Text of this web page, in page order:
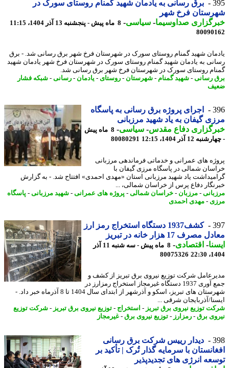
برق رسانی به یادمان شهید گمنام روستای سورک در
فرخ شهر
صداوسیما-سیاسی-8 ماه پیش - پنجشنبه 13 آذر 1404، 11:15
شهید گمنام روستای سورک در شهرستان فرخ شهر برق رسانی شد. - برق
به یادمان شهید گمنام روستای سورک در شهرستان فرخ شهر یادمان شهید
روستای سورک در شهرستان فرخ شهر برق رسانی شد.
رسانی-شهید گمنام-شهرستان-روستای-یادمان-رسانی-شبکه فشار
اجرای پروژه برق رسانی به پاسگاه
گیفان به یاد شهید مرزبانی
دفاع مقدس-سیاسی-
8 ماه پیش
12 آذر 1404، 12:15
80080291
های عمرانی و خدماتی فرماندهی مرزبانی
شمالی در پاسگاه مرزی گیفان با
یاد شهید مرزبانی استان «مهدی احمدی» افتتاح شد. - به گزارش
دفاع پرس از خراسان شمالی، ...
-مرزبان -خراسان شمالی-پروژه های عمرانی- شهید مرزبانی -پاسگاه
- مهدی احمدی
کشف1937 دستگاه استخراج رمز ارز
17 هزار خانه در تبریز
-اقتصادی-
8 ماه پیش - سه شنبه 11 آذر
80075326
شرکت توزیع نیروی برق تبریز از کشف و
جمع آوری 1937 دستگاه غیرمجاز استخراج رمزارز در
شهرستان های تبریز، اسکو و آذرشهر از ابتدای سال 1404 تا 8 آذرماه خبر داد. -
آذربایجان شرقی ...
توزیع نیروی برق تبریز- استخراج- توزیع نیروی برق تبریز- شرکت توزیع
برق - رمزارز- توزیع نیروی برق - غیرمجاز
دیدار رییس شرکت برق رسانی
با سرمایه گذار تُرک | تأکید بر
انرژی های تجدیدپذیر